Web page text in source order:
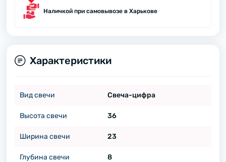
Наличкой при самовывозе в Харькове
Характеристики
Вид свечи Свеча-цифра
Высота свечи 36
Ширина свечи 23
Глубина свечи 8